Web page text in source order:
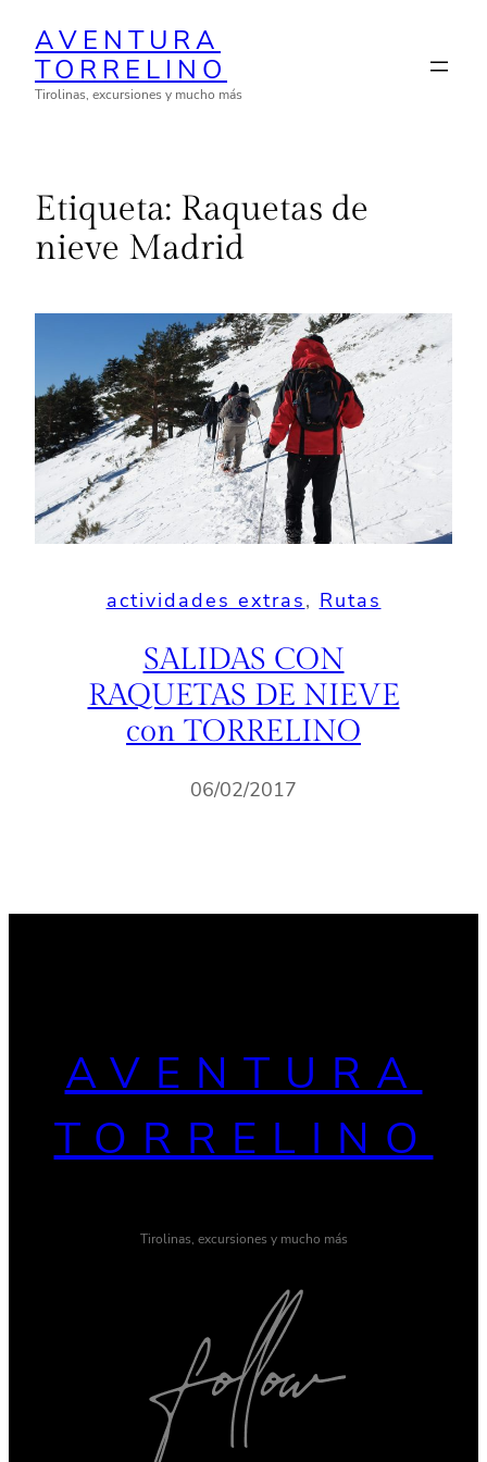
contenido
AVENTURA
TORRELINO
Tirolinas, excursiones y mucho más
Etiqueta: Raquetas de
nieve Madrid
actividades extras, Rutas
SALIDAS CON
RAQUETAS DE NIEVE
con TORRELINO
06/02/2017
AVENTURA
TORRELINO
Tirolinas, excursiones y mucho más